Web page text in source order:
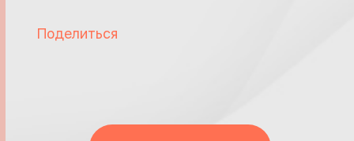
Поделиться